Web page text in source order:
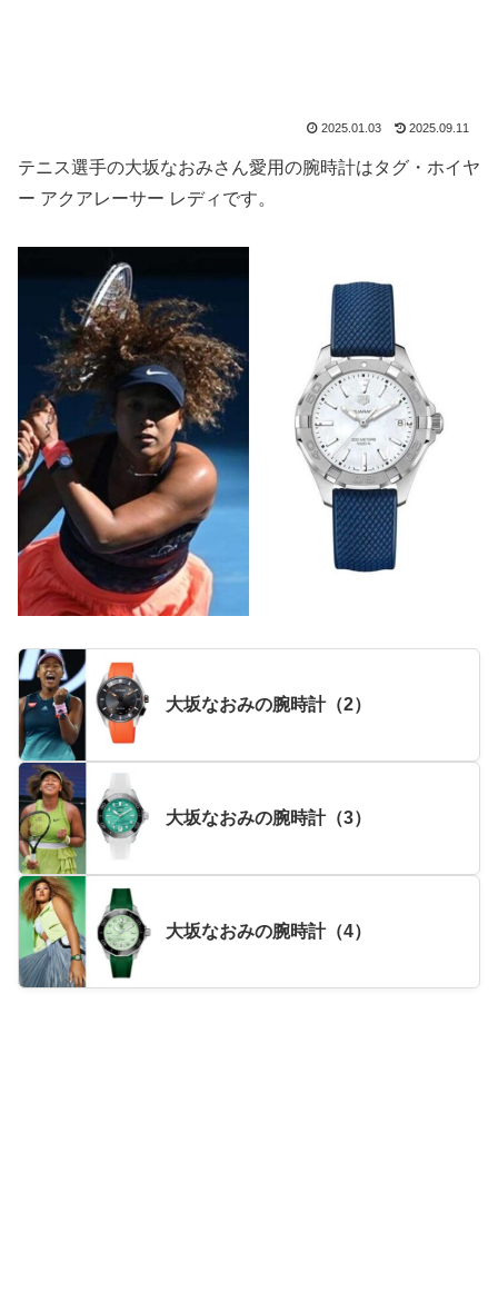
2025.01.03 2025.09.11
テニス選手の大坂なおみさん愛用の腕時計はタグ・ホイヤ
ー アクアレーサー レディです。
大坂なおみの腕時計（2）
大坂なおみの腕時計（3）
大坂なおみの腕時計（4）